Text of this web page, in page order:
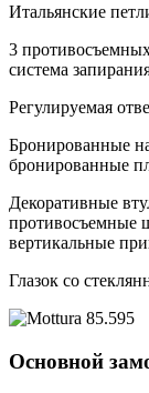
Итальянские
3
система
Регулируемая
Бронированные
бронированные
Декоративные
противосъемные
вертикальные
Глазок со
Основной